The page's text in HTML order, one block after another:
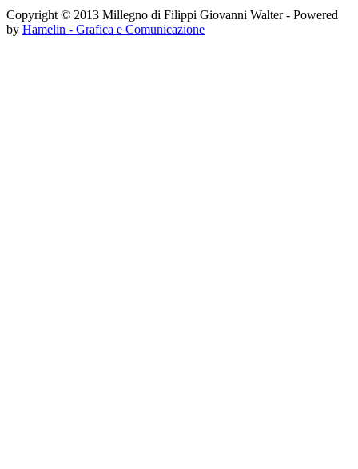
Copyright © 2013 Millegno di Filippi Giovanni Walter - Powered
by Hamelin - Grafica e Comunicazione